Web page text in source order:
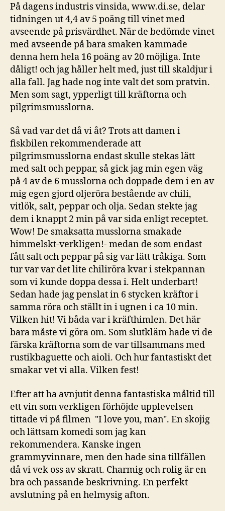
På dagens industris vinsida, www.di.se, delar
tidningen ut 4,4 av 5 poäng till vinet med
avseende på prisvärdhet. När de bedömde vinet
med avseende på bara smaken kammade
denna hem hela 16 poäng av 20 möjliga. Inte
dåligt! och jag håller helt med, just till skaldjur i
alla fall. Jag hade nog inte valt det som pratvin.
Men som sagt, ypperligt till kräftorna och
pilgrimsmusslorna.
Så vad var det då vi åt? Trots att damen i
fiskbilen rekommenderade att
pilgrimsmusslorna endast skulle stekas lätt
med salt och peppar, så gick jag min egen väg
på 4 av de 6 musslorna och doppade dem i en av
mig egen gjord oljeröra bestående av chili,
vitlök, salt, peppar och olja. Sedan stekte jag
dem i knappt 2 min på var sida enligt receptet.
Wow! De smaksatta musslorna smakade
himmelskt-verkligen!- medan de som endast
fått salt och peppar på sig var lätt tråkiga. Som
tur var var det lite chiliröra kvar i stekpannan
som vi kunde doppa dessa i. Helt underbart!
Sedan hade jag penslat in 6 stycken kräftor i
samma röra och ställt in i ugnen i ca 10 min.
Vilken hit! Vi båda var i kräfthimlen. Det här
bara måste vi göra om. Som slutkläm hade vi de
färska kräftorna som de var tillsammans med
rustikbaguette och aioli. Och hur fantastiskt det
smakar vet vi alla. Vilken fest!
Efter att ha avnjutit denna fantastiska måltid till
ett vin som verkligen förhöjde upplevelsen
tittade vi på filmen "I love you, man". En skojig
och lättsam komedi som jag kan
rekommendera. Kanske ingen
grammyvinnare, men den hade sina tillfällen
då vi vek oss av skratt. Charmig och rolig är en
bra och passande beskrivning. En perfekt
avslutning på en helmysig afton.